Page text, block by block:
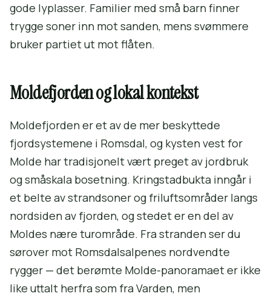
gode lyplasser. Familier med små barn finner
trygge soner inn mot sanden, mens svømmere
bruker partiet ut mot flåten.
Moldefjorden og lokal kontekst
Moldefjorden er et av de mer beskyttede
fjordsystemene i Romsdal, og kysten vest for
Molde har tradisjonelt vært preget av jordbruk
og småskala bosetning. Kringstadbukta inngår i
et belte av strandsoner og friluftsområder langs
nordsiden av fjorden, og stedet er en del av
Moldes nære turområde. Fra stranden ser du
sørover mot Romsdalsalpenes nordvendte
rygger — det berømte Molde-panoramaet er ikke
like uttalt herfra som fra Varden, men